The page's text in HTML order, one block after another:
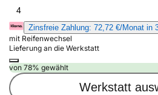
4
Zinsfreie Zahlung: 72,72 €/Monat in
mit Reifenwechsel
Lieferung an die Werkstatt
von 78% gewählt
Werkstatt